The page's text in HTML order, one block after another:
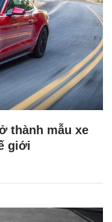
thành mẫu xe
giới